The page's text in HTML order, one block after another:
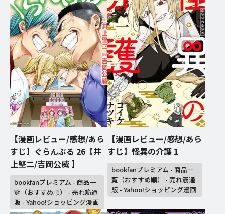
【漫画レビュー/感想/あら
すじ】ぐらんぶる 26【井
上堅二/吉岡公威 】
bookfanプレミアム - 商品一
覧（おすすめ順） - 売れ筋通
販 - Yahoo!ショッピング漫画
【漫画レビュー/感想/あら
すじ】怪異の介護 1
bookfanプレミアム - 商品一
覧（おすすめ順） - 売れ筋通
販 - Yahoo!ショッピング漫画